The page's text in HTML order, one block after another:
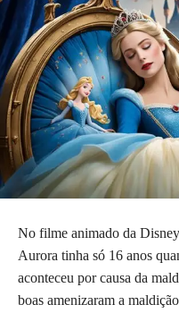
No filme animado da
Aurora tinha só 16 anos
aconteceu por causa da
boas amenizaram a